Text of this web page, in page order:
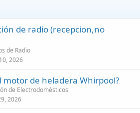
de radio (recepcion,no
de Radio
2026
motor de heladera Whirpool?
de Electrodomésticos
2026